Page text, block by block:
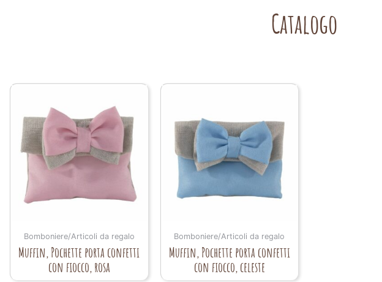
Catalogo
Bomboniere/Articoli da regalo
Muffin, Pochette porta confetti
con fiocco, rosa
Bomboniere/Articoli da regalo
Muffin, Pochette porta confetti
con fiocco, celeste